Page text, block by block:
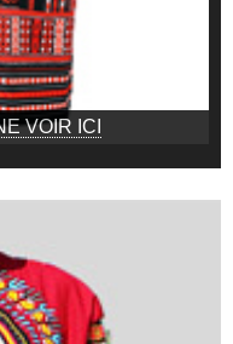
VOIR ICI